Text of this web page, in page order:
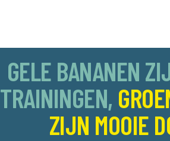
GELE BANANEN
TRAININGEN,
ZIJN MOOIE